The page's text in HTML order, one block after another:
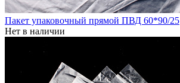
Пакет упаковочный прямой ПВД 60*90/25
Нет в наличии